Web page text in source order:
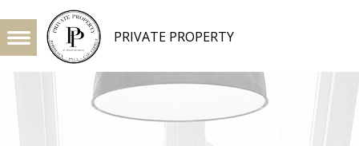
PRIVATE PROPERTY